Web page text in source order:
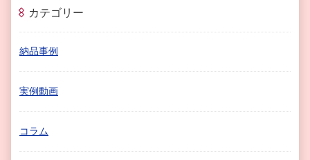
カテゴリー
納品事例
実例動画
コラム